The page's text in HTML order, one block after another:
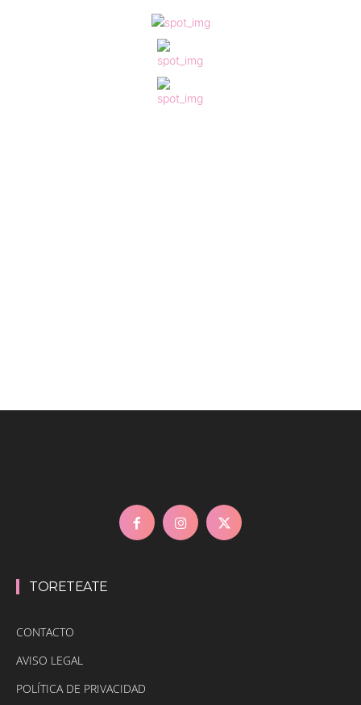
TORETEATE
CONTACTO
AVISO LEGAL
POLÍTICA DE PRIVACIDAD